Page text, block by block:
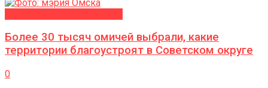
Более 30 тысяч омичей выбрали, какие
территории благоустроят в Советском округе
0